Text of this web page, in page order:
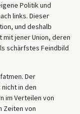
Politik und
links. Dieser
und deshalb
jener Union, deren
schärfstes Feindbild
Der
in den
im Verteilen von
Zeiten von